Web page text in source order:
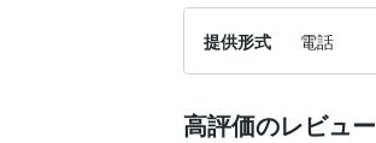
提供形式 電話
高評価のレビュー